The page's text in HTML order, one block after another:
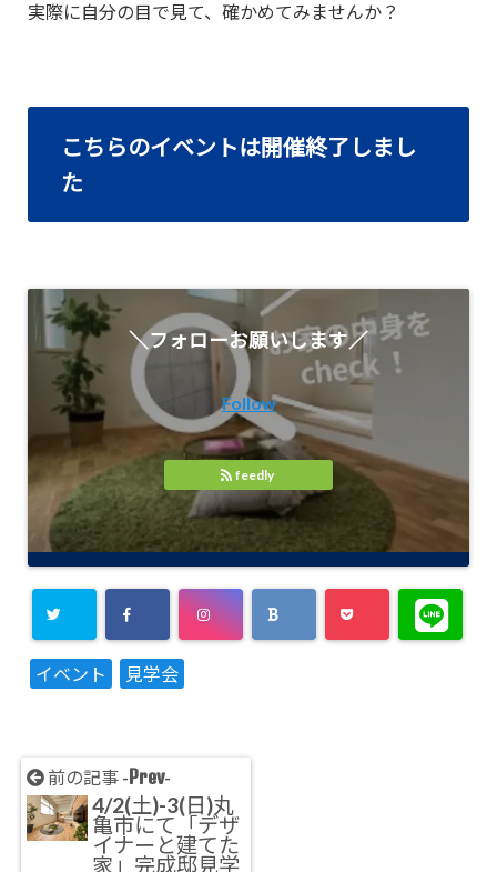
実際に自分の目で見て、確かめてみませんか？
こちらのイベントは開催終了しまし
た
＼フォローお願いします／
Follow
feedly
イベント 見学会
前の記事 - Prev-
4/2(土)-3(日)丸
亀市にて「デザ
イナーと建てた
家」完成邸見学